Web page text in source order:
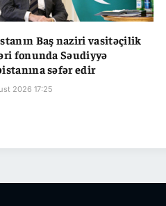
Baş naziri vasitəçilik
fonunda Səudiyyə
səfər edir
2026 17:25